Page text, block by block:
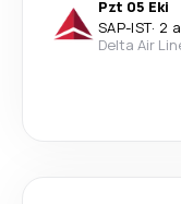
Pzt 05 Eki
SAP-IST· 2
Delta Air